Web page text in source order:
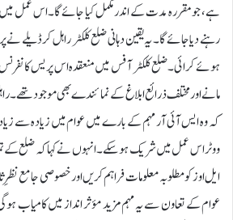
ہے، جو مقررہ مدت کے اندر مکمل کیا جائے گا۔ اس عمل میں
رہنے دیا جائے گا۔ یہ یقین دہانی ضلع کلکٹر راہل
ہوئے کرائی۔ضلع کلکٹر آفس میں منعقدہ اس پریس کانفرنس
مانے اور مختلف ذرائع ابلاغ کے نمائندے بھی موجود تھے۔
کہ وہ ایس آئی آر مہم کے بارے میں عوام میں زیادہ سے
ووٹر اس عمل میں شریک ہو سکے۔انہوں نے کہا کہ ضلع کے تمام
ایل اوز کو مطلوبہ معلومات فراہم کریں اور خصوصی جامع نظرِ
عوام کے تعاون سے یہ مہم مزید مؤثر انداز میں کامیاب